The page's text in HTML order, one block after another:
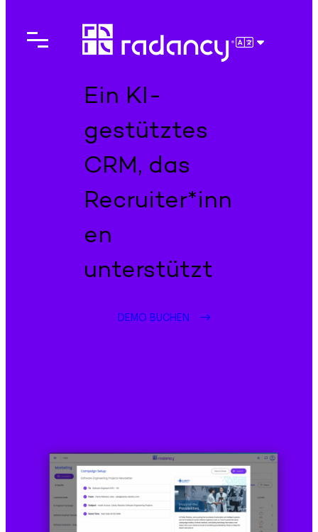
Inhalt
Ein KI-
gestütztes
CRM, das
Recruiter*inn
en
unterstützt
DEMO BUCHEN